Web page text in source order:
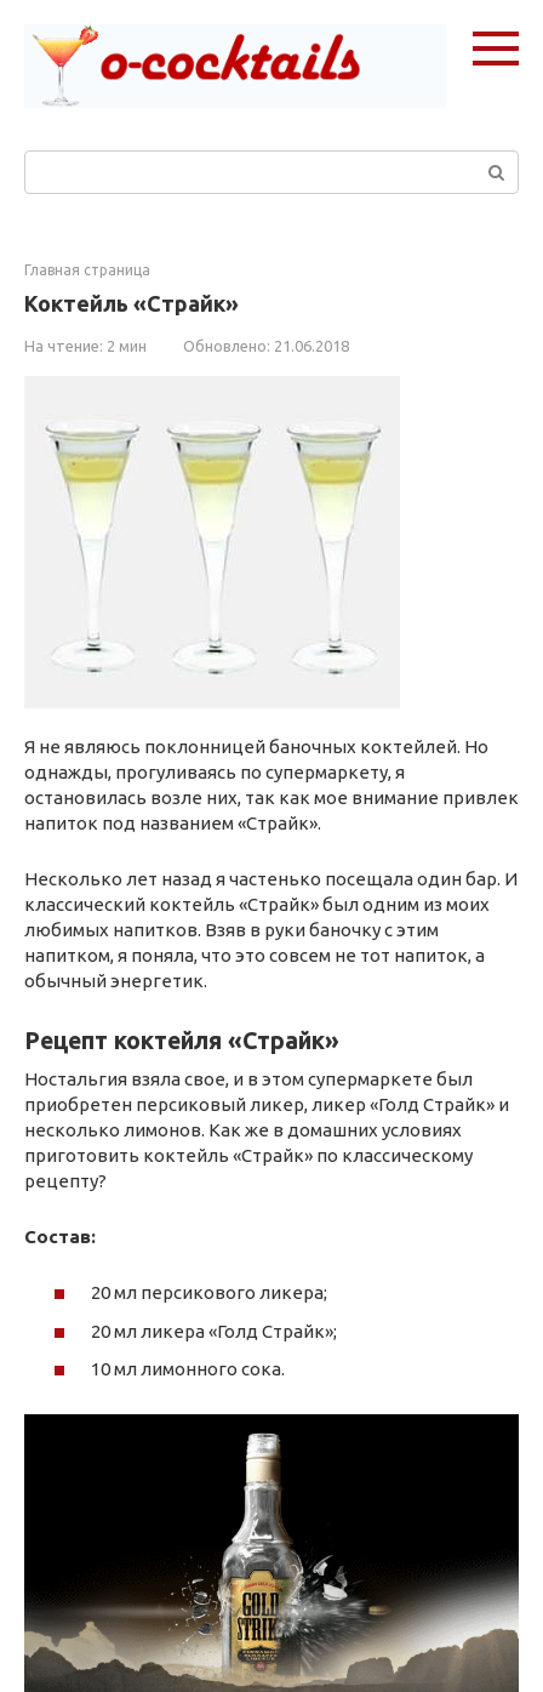
контенту
Главная страница
Коктейль «Страйк»
На чтение: 2 мин Обновлено: 21.06.2018
Я не являюсь поклонницей баночных коктейлей. Но
однажды, прогуливаясь по супермаркету, я
остановилась возле них, так как мое внимание привлек
напиток под названием «Страйк».
Несколько лет назад я частенько посещала один бар. И
классический коктейль «Страйк» был одним из моих
любимых напитков. Взяв в руки баночку с этим
напитком, я поняла, что это совсем не тот напиток, а
обычный энергетик.
Рецепт коктейля «Страйк»
Ностальгия взяла свое, и в этом супермаркете был
приобретен персиковый ликер, ликер «Голд Страйк» и
несколько лимонов. Как же в домашних условиях
приготовить коктейль «Страйк» по классическому
рецепту?
Состав:
20 мл персикового ликера;
20 мл ликера «Голд Страйк»;
10 мл лимонного сока.